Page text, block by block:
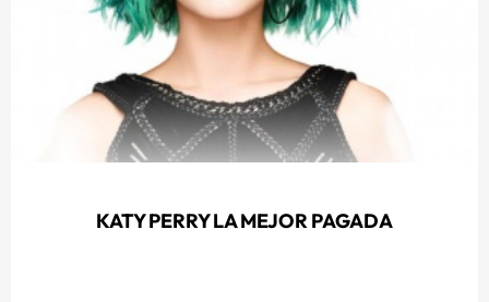
KATY PERRY LA MEJOR PAGADA